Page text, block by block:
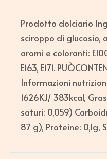
Prodotto dolciario
sciroppo di glucosio,
aromi e coloranti: E100,
E163, E171.
Informazioni
1626KJ/ 383kcal,
saturi: 0,059)
87 g), Proteine: 0,1g,